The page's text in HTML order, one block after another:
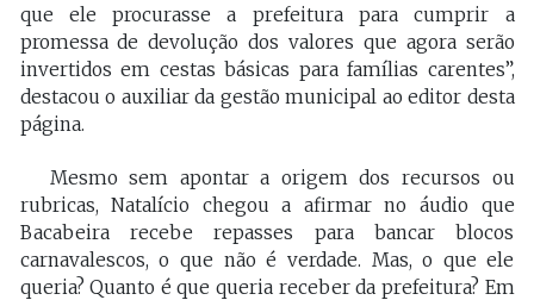
que ele procurasse a prefeitura para cumprir a
promessa de devolução dos valores que agora serão
invertidos em cestas básicas para famílias carentes”,
destacou o auxiliar da gestão municipal ao editor desta
página.
Mesmo sem apontar a origem dos recursos ou
rubricas, Natalício chegou a afirmar no áudio que
Bacabeira recebe repasses para bancar blocos
carnavalescos, o que não é verdade. Mas, o que ele
queria? Quanto é que queria receber da prefeitura? Em